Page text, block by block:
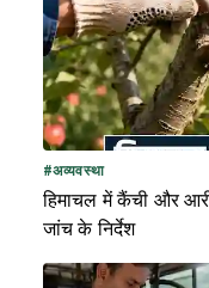
#अव्यवस्था
हिमाचल में कैंची और
जांच के निर्देश